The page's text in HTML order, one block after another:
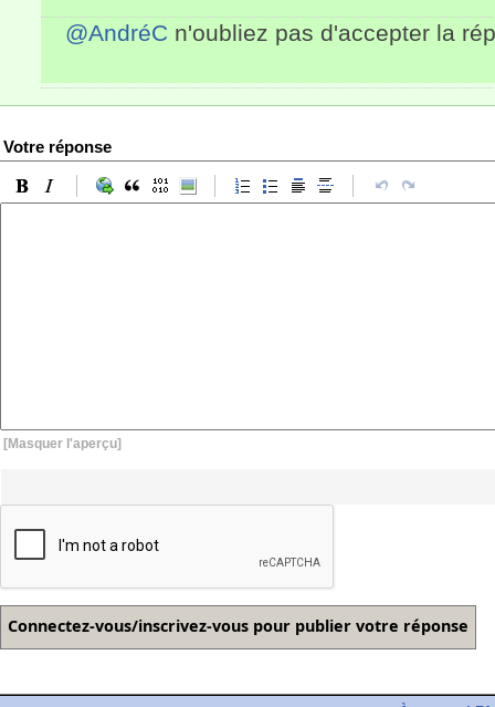
@AndréC n'oubliez pas d'accepter la
Votre réponse
[Masquer l'aperçu]